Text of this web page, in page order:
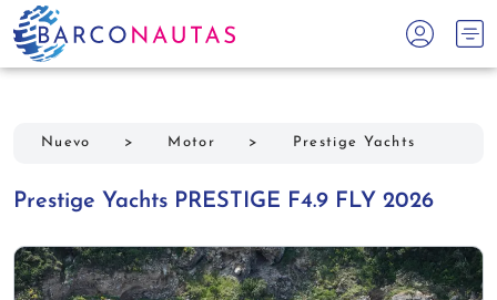
Nuevo > Motor > Prestige Yachts
Prestige Yachts PRESTIGE F4.9 FLY 2026